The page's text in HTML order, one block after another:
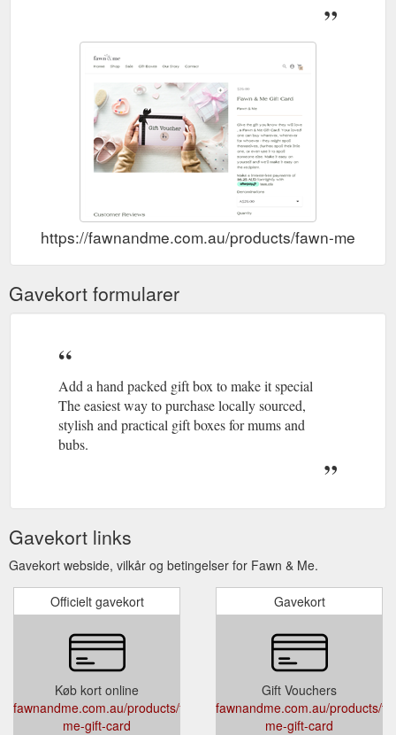
https://fawnandme.com.au/products/fawn-me-gift-
Gavekort formularer
Add a hand packed gift box to make it special
The easiest way to purchase locally sourced,
stylish and practical gift boxes for mums and
bubs.
Gavekort links
Gavekort webside, vilkår og betingelser for Fawn & Me.
Officielt gavekort
Køb kort online
fawnandme.com.au/products/fawn-
me-gift-card
Gavekort
Gift Vouchers
fawnandme.com.au/products/
me-gift-card